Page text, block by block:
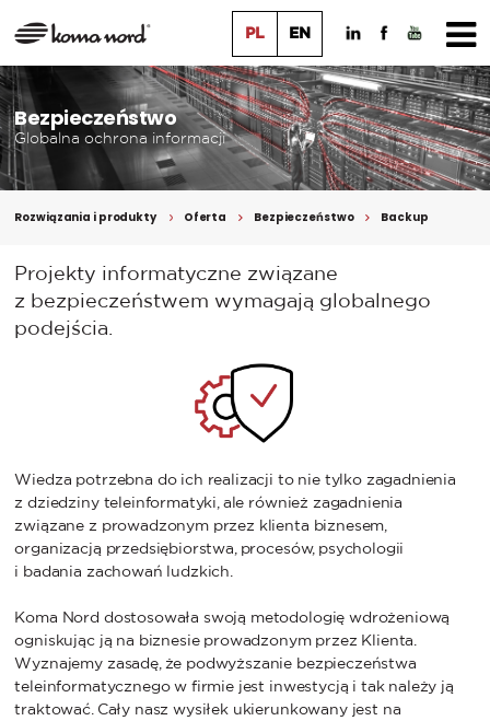
PL EN
Bezpieczeństwo
Globalna ochrona informacji
Rozwiązania i produkty Oferta Bezpieczeństwo Backup
Projekty informatyczne związane
z bezpieczeństwem wymagają globalnego
podejścia.
Wiedza potrzebna do ich realizacji to nie tylko zagadnienia
z dziedziny teleinformatyki, ale również zagadnienia
związane z prowadzonym przez klienta biznesem,
organizacją przedsiębiorstwa, procesów, psychologii
i badania zachowań ludzkich.
Koma Nord dostosowała swoją metodologię wdrożeniową
ogniskując ją na biznesie prowadzonym przez Klienta.
Wyznajemy zasadę, że podwyższanie bezpieczeństwa
teleinformatycznego w firmie jest inwestycją i tak należy ją
traktować. Cały nasz wysiłek ukierunkowany jest na